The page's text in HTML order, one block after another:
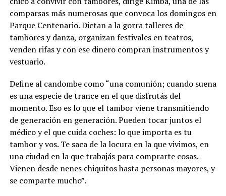
comparsas más numerosas que convoca los domingos en
Parque Centenario. Dictan a la gorra talleres de
tambores y danza, organizan festivales en teatros,
venden rifas y con ese dinero compran instrumentos y
vestuario.
Define al candombe como “una comunión; cuando suena
es una especie de trance en el que disfrutás del
momento. Eso es lo que el tambor viene transmitiendo
de generación en generación.Pueden tocar juntos el
médico y el que cuida coches: lo que importa es tu
tambor y vos. Te saca de la locura en la que vivimos, en
una ciudad en la que trabajás para comprarte cosas.
Vienen desde nenes chiquitos hasta personas mayores, y
se comparte mucho”.